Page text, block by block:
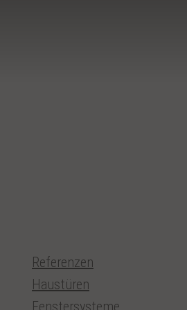
Referenzen
Haustüren
Fenstersysteme